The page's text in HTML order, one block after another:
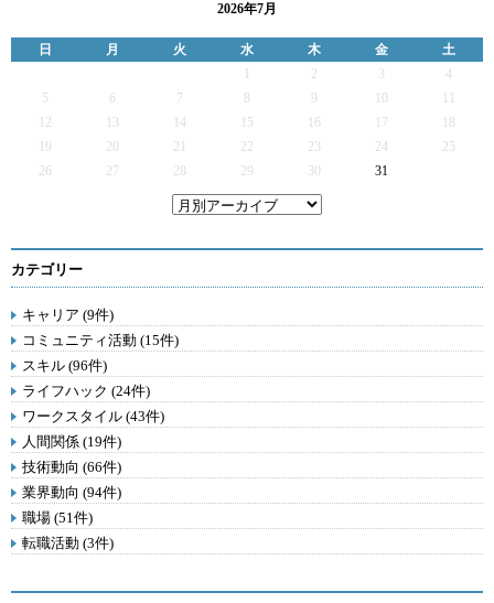
2026年7月
日 月 火 水 木 金
土
2 3
4
5
6 7 9
12
13 14 15 16 17
19
20 21 22 23 24
25
26
27 28 29 30 31
カテゴリー
キャリア (9件)
コミュニティ活動 (15件)
スキル (96件)
ライフハック (24件)
ワークスタイル (43件)
人間関係 (19件)
技術動向 (66件)
業界動向 (94件)
職場 (51件)
転職活動 (3件)